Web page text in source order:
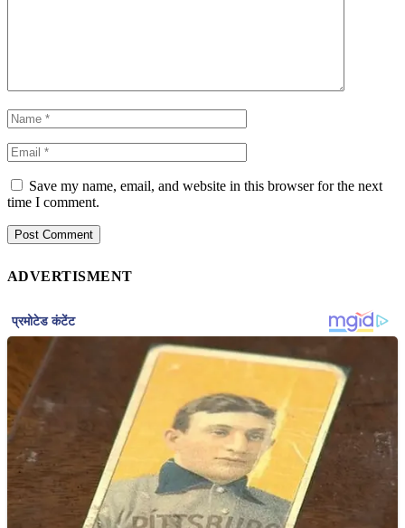
Save my name, email, and website in this browser for the next
time I comment.
ADVERTISMENT